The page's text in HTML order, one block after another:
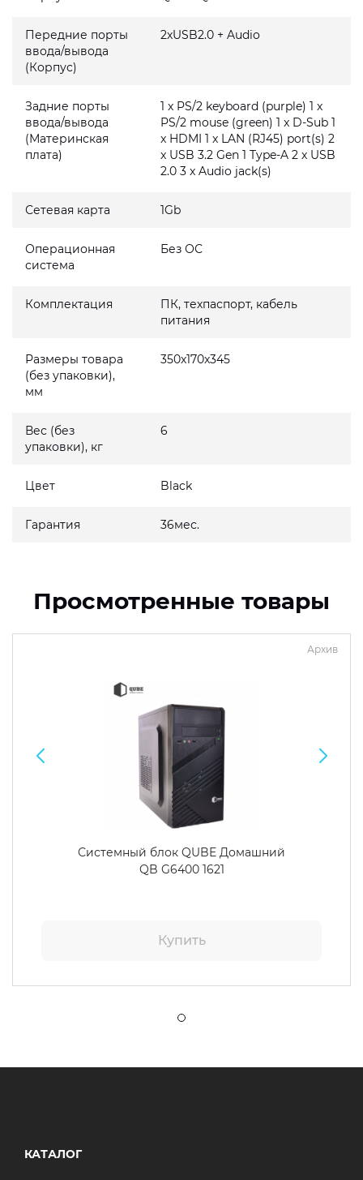
Передние порты
ввода/вывода
(Корпус)
2xUSB2.0 + Audio
Задние порты
ввода/вывода
(Материнская
плата)
1 x PS/2 keyboard (purple) 1 x
PS/2 mouse (green) 1 x D-Sub 1
x HDMI 1 x LAN (RJ45) port(s) 2
x USB 3.2 Gen 1 Type-A 2 x USB
2.0 3 x Audio jack(s)
Сетевая карта 1Gb
Операционная
система
Без ОС
Комплектация
ПК, техпаспорт, кабель
питания
Размеры товара
(без упаковки),
мм
350x170x345
Вес (без
упаковки), кг
6
Цвет Black
Гарантия 36мес.
Просмотренные товары
Архив
Системный блок QUBE Домашний
QB G6400 1621
Купить
КАТАЛОГ